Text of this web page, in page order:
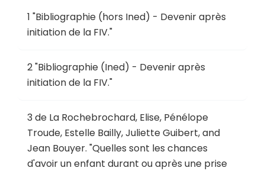
1 "Bibliographie (hors Ined) - Devenir après
initiation de la FIV."
2"Bibliographie (Ined) - Devenir après
initiation de la FIV."
3de La Rochebrochard, Elise, Pénélope
Troude, Estelle Bailly, Juliette Guibert, and
Jean Bouyer. "Quelles sont les chances
d'avoir un enfant durant ou après une prise